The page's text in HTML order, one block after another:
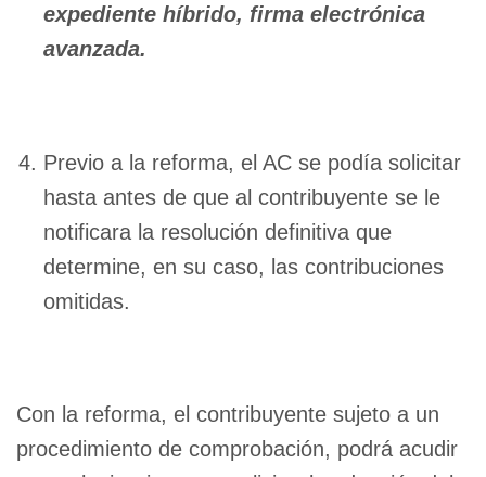
expediente híbrido, firma electrónica
avanzada.
Previo a la reforma, el AC se podía solicitar
hasta antes de que al contribuyente se le
notificara la resolución definitiva que
determine, en su caso, las contribuciones
omitidas.
Con la reforma, el contribuyente sujeto a un
procedimiento de comprobación, podrá acudir